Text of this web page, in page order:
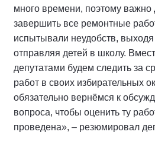
много времени, поэтому важно
завершить все ремонтные
испытывали неудобств, выходя
отправляя детей в школу.
депутатами будем следить за
работ в своих избирательных
обязательно вернёмся к
вопроса, чтобы оценить ту
проведена», – резюмировал